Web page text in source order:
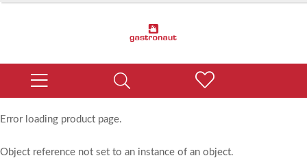
Error loading product page.
Object reference not set to an instance of an object.